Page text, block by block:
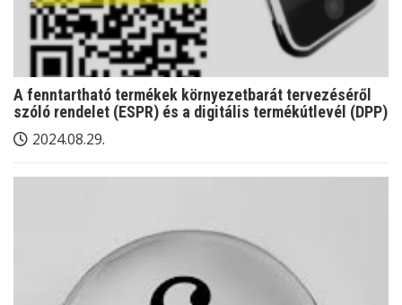
A fenntartható termékek környezetbarát tervezéséről
szóló rendelet (ESPR) és a digitális termékútlevél (DPP)
2024.08.29.